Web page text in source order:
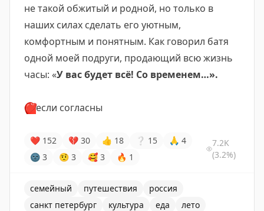
не такой обжитый и родной, но только в
наших силах сделать его уютным,
комфортным и понятным. Как говорил батя
одной моей подруги, продающий всю жизнь
часы: «У вас будет всё! Со временем…».
❤️если согласны
❤ 152 💔 30 👍 18 ❔ 15 🙏 4
🌚 3 🤨 3 🥰 3 🔥 1
7.2K
(3.2%)
семейный путешествия
россия
санкт петербург
культура еда
лето